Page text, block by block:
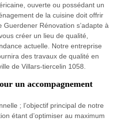
ouverte ou possédant un
de la cuisine doit offrir
Rénovation s’adapte à
créer un lieu de qualité,
actuelle. Notre entreprise
des travaux de qualité en
de Villars-tiercelin 1058.
un accompagnement
; l’objectif principal de notre
étant d’optimiser au maximum